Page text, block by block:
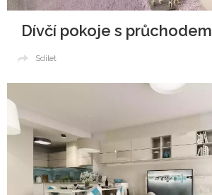
Dívčí pokoje s průchodem
Sdílet